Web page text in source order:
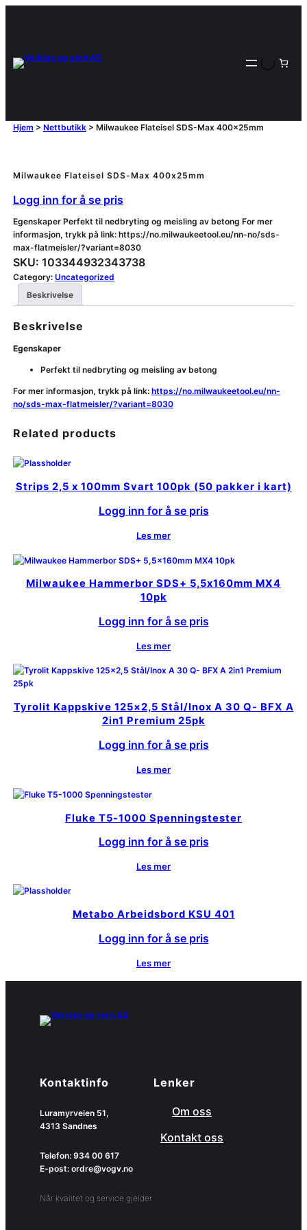
Hjem > Nettbutikk> Milwaukee Flateisel SDS-Max 400x25mm
Milwaukee Flateisel SDS-Max 400x25mm
Logg inn for å se pris
Egenskaper Perfekt til nedbryting og meisling av betong For mer
informasjon, trykk på link: https://no.milwaukeetool.eu/nn-no/sds-
max-flatmeisler/?variant=8030
SKU: 103344932343738
Category: Uncategorized
Beskrivelse
Beskrivelse
Egenskaper
Perfekt til nedbryting og meisling av betong
For mer informasjon, trykk på link: https://no.milwaukeetool.eu/nn-
no/sds-max-flatmeisler/?variant=8030
Related products
Strips 2,5 x 100mm Svart 100pk (50 pakker i kart)
Logg inn for å se pris
Les mer
Milwaukee Hammerbor SDS+ 5,5x160mm MX4
10pk
Logg inn for å se pris
Les mer
Tyrolit Kappskive 125×2,5 Stål/Inox A 30 Q- BFX A
2in1 Premium 25pk
Logg inn for å se pris
Les mer
Fluke T5-1000 Spenningstester
Logg inn for å se pris
Les mer
Metabo Arbeidsbord KSU 401
Logg inn for å se pris
Les mer
Kontaktinfo
Luramyrveien 51,
4313 Sandnes
Telefon: 934 00 617
E-post: ordre@vogv.no
Når kvalitet og service gjelder.
Lenker
Om oss
Kontakt oss